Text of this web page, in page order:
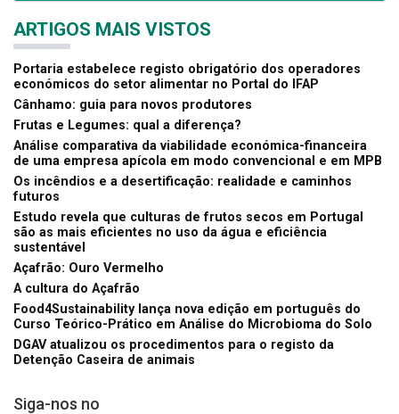
ARTIGOS MAIS VISTOS
Portaria estabelece registo obrigatório dos operadores
económicos do setor alimentar no Portal do IFAP
Cânhamo: guia para novos produtores
Frutas e Legumes: qual a diferença?
Análise comparativa da viabilidade económica-financeira
de uma empresa apícola em modo convencional e em MPB
Os incêndios e a desertificação: realidade e caminhos
futuros
Estudo revela que culturas de frutos secos em Portugal
são as mais eficientes no uso da água e eficiência
sustentável
Açafrão: Ouro Vermelho
A cultura do Açafrão
Food4Sustainability lança nova edição em português do
Curso Teórico-Prático em Análise do Microbioma do Solo
DGAV atualizou os procedimentos para o registo da
Detenção Caseira de animais
Siga-nos no